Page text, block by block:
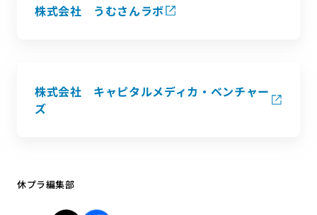
株式会社 うむさんラボ
株式会社 キャピタルメディカ・ベンチャー
ズ
休プラ編集部